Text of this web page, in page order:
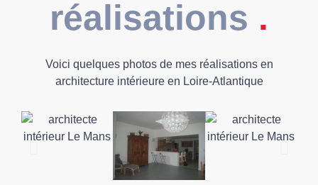
réalisations .
Voici quelques photos de mes réalisations en
architecture intérieure en Loire-Atlantique